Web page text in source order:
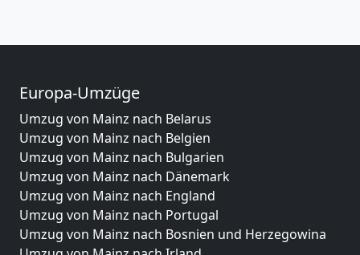
Europa-Umzüge
Umzug von Mainz nach Belarus
Umzug von Mainz nach Belgien
Umzug von Mainz nach Bulgarien
Umzug von Mainz nach Dänemark
Umzug von Mainz nach England
Umzug von Mainz nach Portugal
Umzug von Mainz nach Bosnien und Herzegowina